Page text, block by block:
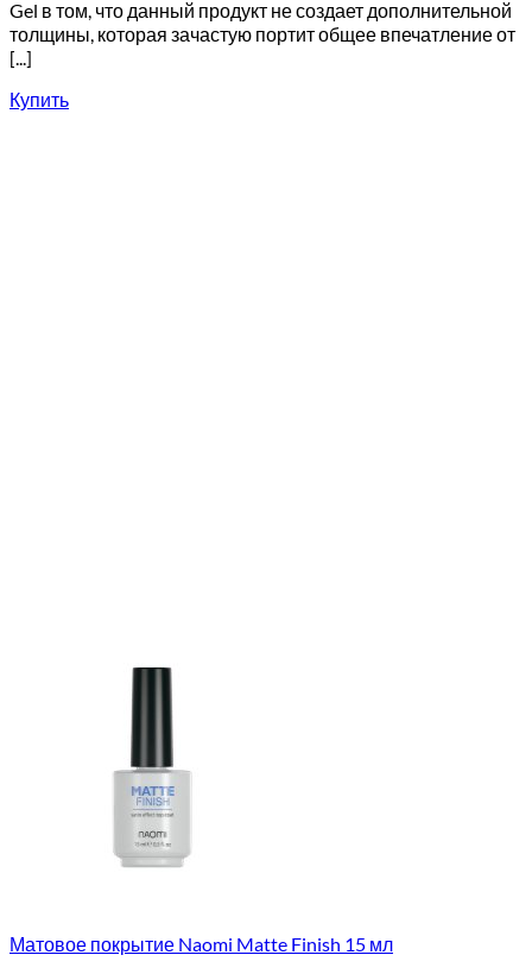
Gel в том, что данный продукт не создает дополнительной
толщины, которая зачастую портит общее впечатление от
[...]
Купить
Матовое покрытие Naomi Matte Finish 15 мл